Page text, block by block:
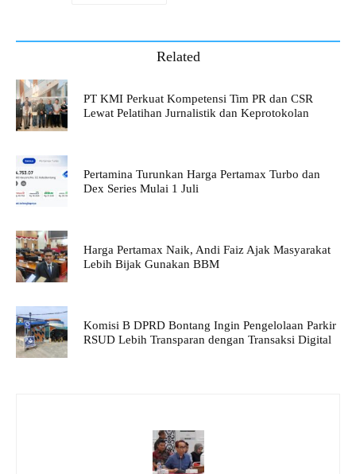
Related
PT KMI Perkuat Kompetensi Tim PR dan CSR
Lewat Pelatihan Jurnalistik dan Keprotokolan
Pertamina Turunkan Harga Pertamax Turbo dan
Dex Series Mulai 1 Juli
Harga Pertamax Naik, Andi Faiz Ajak Masyarakat
Lebih Bijak Gunakan BBM
Komisi B DPRD Bontang Ingin Pengelolaan Parkir
RSUD Lebih Transparan dengan Transaksi Digital